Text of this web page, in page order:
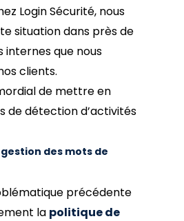
Login Sécurité, nous
situation dans près de
internes que nous
clients.
de mettre en
de détection d’activités
des mots de
précédente
la politique de